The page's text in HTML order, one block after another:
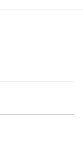
TEILEN, TEILEN,